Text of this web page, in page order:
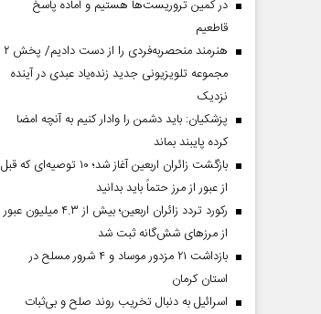
در کمین تروریست‌ها هستیم و آماده پاسخ
قاطعیم
هنرمند منحصر‌به‌فردی را از دست دادیم/ پخش ۲
مجموعه تلویزیونی جدید زنده‌یاد عبدی در آینده
نزدیک
پزشکیان: باید دشمن را وادار کنیم به آنچه امضا
کرده پایبند بماند
بازگشت زائران اربعین آغاز شد؛ ۱۰ توصیه‌ای که قبل
از عبور از مرز حتماً باید بدانید
رکورد تردد زائران اربعین؛ بیش از ۴.۳ میلیون عبور
از مرزهای شش‌گانه ثبت شد
بازداشت ۲۱ مزدور موساد و ۴ شرور مسلح در
استان کرمان
اسرائیل به دنبال تخریب روند صلح و بی‌ثبات